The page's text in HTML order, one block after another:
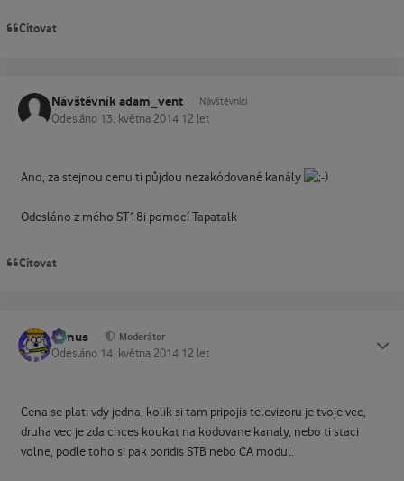
Citovat
Návštěvník adam_vent Návštěvníci
Odesláno 13. května 2014 12 let
Ano, za stejnou cenu ti půjdou nezakódované kanály
Odesláno z mého ST18i pomocí Tapatalk
Citovat
tomus Moderátor
Odesláno 14. května 2014 12 let
Cena se plati vdy jedna, kolik si tam pripojis televizoru je tvoje vec,
druha vec je zda chces koukat na kodovane kanaly, nebo ti staci
volne, podle toho si pak poridis STB nebo CA modul.